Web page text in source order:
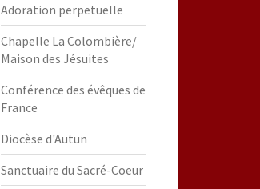
Adoration perpetuelle
Chapelle La Colombière/
Maison des Jésuites
Conférence des évêques de
France
Diocèse d'Autun
Sanctuaire du Sacré-Coeur